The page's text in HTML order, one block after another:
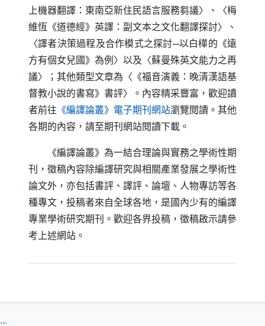
上機器翻譯：東南亞新住民語言服務芻議〉、〈梅
維恆《道德經》英譯：副文本之文化翻譯探討〉、
〈譯者決策過程及合作模式之探討─以白樺的《遠
方有個女兒國》為例〉以及〈蘇曼殊英文能力之再
議〉；其他類型文章為〈《福音演義：晚清漢語基
督教小說的書寫》書評〉。內容精采豐富，歡迎讀
者前往 《編譯論叢》電子期刊網站（另開新視窗）
瀏覽閱讀。其他
各期的內容，請至期刊網站閱讀下載。
《編譯論叢》為一結合理論與實務之學術性期
刊，徵稿內容除編譯研究與相關產業發展之學術性
論文外，亦包括書評、譯評、論壇、人物專訪等各
種專文，投稿者來自全球各地，是國內少有的編譯
專業學術研究期刊。歡迎各界投稿，徵稿啟示請參
考上述網站。